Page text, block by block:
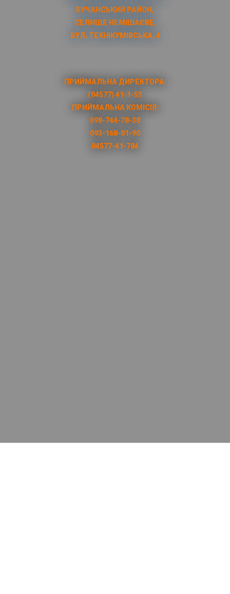
БУЧАНСЬКИЙ РАЙОН,
СЕЛИЩЕ НЕМІШАЄВЕ,
ВУЛ. ТЕХНІКУМІВСЬКА, 4
ПРИЙМАЛЬНА ДИРЕКТОРА:
(04577) 41-1-55
ПРИЙМАЛЬНА КОМІСІЯ:
098-744-78-38
093-168-01-90
04577-41-784